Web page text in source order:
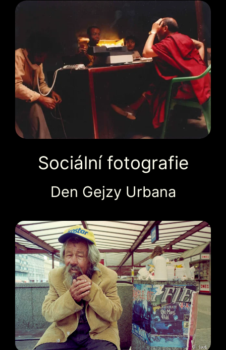
Sociální fotografie
Den Gejzy Urbana